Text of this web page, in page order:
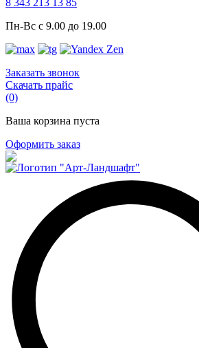
8 343 213 13 85
Пн-Вс с 9.00 до 19.00
Заказать звонок
Скачать прайс
(0)
Ваша корзина пуста
Оформить заказ